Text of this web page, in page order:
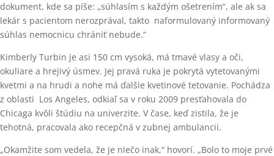
dokument, kde sa píše: „súhlasím s každým ošetrením“, ale ak sa
lekár s pacientom nerozprával, takto naformulovaný informovaný
súhlas nemocnicu chrániť nebude.“
Kimberly Turbin je asi 150 cm vysoká, má tmavé vlasy a oči,
okuliare a hrejivý úsmev. Jej pravá ruka je pokrytá vytetovanými
kvetmi a na hrudi a nohe má ďalšie kvetinové tetovanie. Pochádza
z oblasti Los Angeles, odkiaľ sa v roku 2009 presťahovala do
Chicaga kvôli štúdiu na univerzite. V čase, keď zistila, že je
tehotná, pracovala ako recepčná v zubnej ambulancii.
„Okamžite som vedela, že je niečo inak,“ hovorí. „Bolo to moje prvé